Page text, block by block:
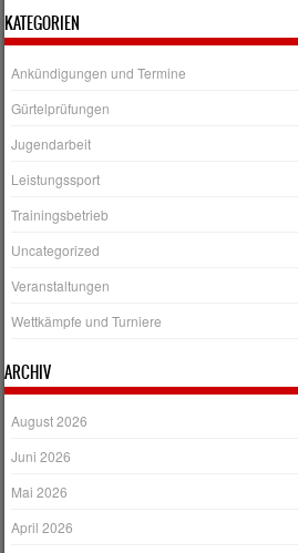
KATEGORIEN
Ankündigungen und Termine
Gürtelprüfungen
Jugendarbeit
Leistungssport
Trainingsbetrieb
Uncategorized
Veranstaltungen
Wettkämpfe und Turniere
ARCHIV
August 2026
Juni 2026
Mai 2026
April 2026